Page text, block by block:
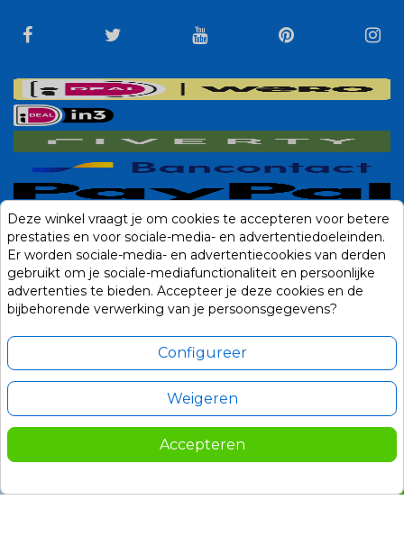
Deze winkel vraagt je om cookies te accepteren voor betere
prestaties en voor sociale-media- en advertentiedoeleinden.
Er worden sociale-media- en advertentiecookies van derden
gebruikt om je sociale-mediafunctionaliteit en persoonlijke
advertenties te bieden. Accepteer je deze cookies en de
bijbehorende verwerking van je persoonsgegevens?
Configureer
Weigeren
Accepteren